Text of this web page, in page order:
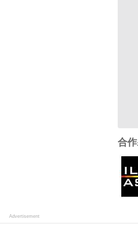
合
Advertisement